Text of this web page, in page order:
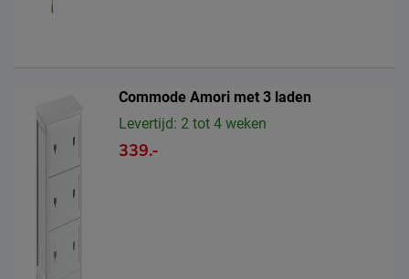
Commode Amori met 3 laden
Levertijd: 2 tot 4 weken
339.-